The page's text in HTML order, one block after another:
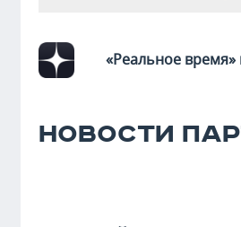
«Реальное время»
НОВОСТИ